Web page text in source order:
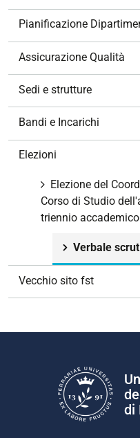
Pianificazione
Assicurazione Qualità
Sedi e strutture
Bandi e Incarichi
Elezioni
Elezione del
Corso di Studio
triennio
Verbale
Vecchio sito fst
di